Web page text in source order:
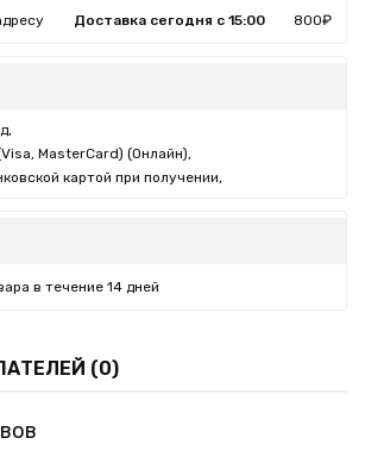
Доставка сегодня с 15:00 800₽
MasterCard) (Онлайн),
картой при получении,
в течение 14 дней
(0)